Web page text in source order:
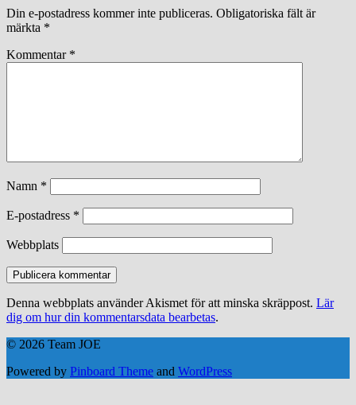
Din e-postadress kommer inte publiceras. Obligatoriska fält är
märkta *
Kommentar *
Namn *
E-postadress *
Webbplats
Denna webbplats använder Akismet för att minska skräppost. Lär
dig om hur din kommentarsdata bearbetas.
© 2026 Team JOE
Powered by Pinboard Theme and WordPress